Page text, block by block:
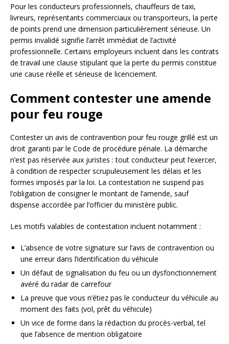
Pour les conducteurs professionnels, chauffeurs de taxi,
livreurs, représentants commerciaux ou transporteurs, la perte
de points prend une dimension particulièrement sérieuse. Un
permis invalidé signifie l’arrêt immédiat de l’activité
professionnelle. Certains employeurs incluent dans les contrats
de travail une clause stipulant que la perte du permis constitue
une cause réelle et sérieuse de licenciement.
Comment contester une amende
pour feu rouge
Contester un avis de contravention pour feu rouge grillé est un
droit garanti par le Code de procédure pénale. La démarche
n’est pas réservée aux juristes : tout conducteur peut l’exercer,
à condition de respecter scrupuleusement les délais et les
formes imposés par la loi. La contestation ne suspend pas
l’obligation de consigner le montant de l’amende, sauf
dispense accordée par l’officier du ministère public.
Les motifs valables de contestation incluent notamment :
L’absence de votre signature sur l’avis de contravention ou
une erreur dans l’identification du véhicule
Un défaut de signalisation du feu ou un dysfonctionnement
avéré du radar de carrefour
La preuve que vous n’étiez pas le conducteur du véhicule au
moment des faits (vol, prêt du véhicule)
Un vice de forme dans la rédaction du procès-verbal, tel
que l’absence de mention obligatoire